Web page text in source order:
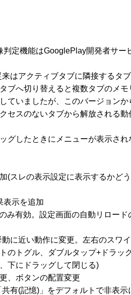
定機能はGooglePlay開発者サー
はアクティブタブに隣接するタ
ブへ切り替えると複数タブのメモ
ていましたが、このバージョンか
セスのないタブから解放される動
グしたときにメニューが表示され
(スレの表示設定に表示するかど
表示を追加
み有効。設定画面の自動リロード
に近い動作に変更。左右のスワ
のトグル、ダブルタップ+ドラッ
下にドラッグして閉じる)
、ボタンの配置変更
有(記憶)」をデフォルトで非表示